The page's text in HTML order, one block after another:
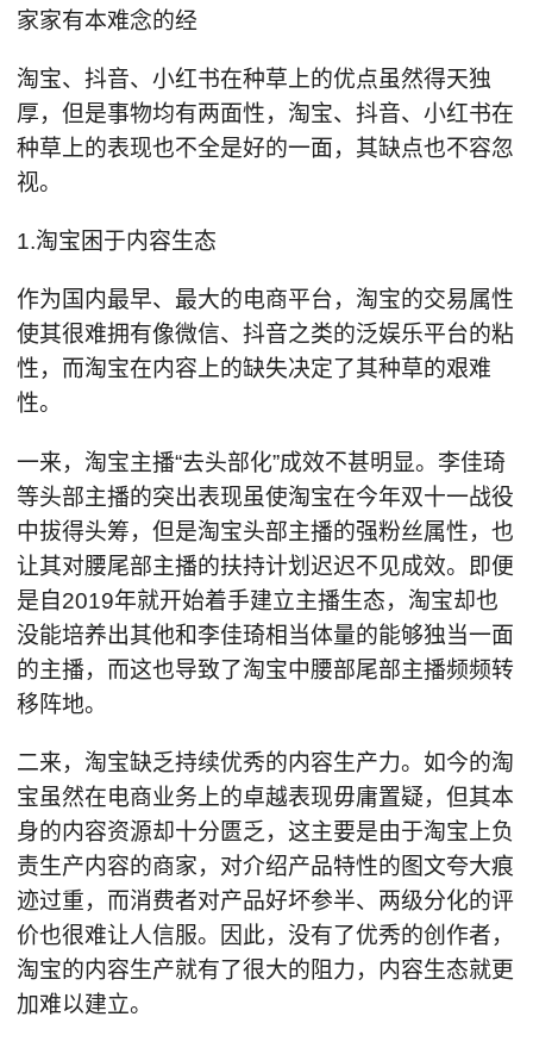
家家有本难念的经
淘宝、抖音、小红书在种草上的优点虽然得天独
厚，但是事物均有两面性，淘宝、抖音、小红书在
种草上的表现也不全是好的一面，其缺点也不容忽
视。
1.淘宝困于内容生态
作为国内最早、最大的电商平台，淘宝的交易属性
使其很难拥有像微信、抖音之类的泛娱乐平台的粘
性，而淘宝在内容上的缺失决定了其种草的艰难
性。
一来，淘宝主播“去头部化”成效不甚明显。李佳琦
等头部主播的突出表现虽使淘宝在今年双十一战役
中拔得头筹，但是淘宝头部主播的强粉丝属性，也
让其对腰尾部主播的扶持计划迟迟不见成效。即便
是自2019年就开始着手建立主播生态，淘宝却也
没能培养出其他和李佳琦相当体量的能够独当一面
的主播，而这也导致了淘宝中腰部尾部主播频频转
移阵地。
二来，淘宝缺乏持续优秀的内容生产力。如今的淘
宝虽然在电商业务上的卓越表现毋庸置疑，但其本
身的内容资源却十分匮乏，这主要是由于淘宝上负
责生产内容的商家，对介绍产品特性的图文夸大痕
迹过重，而消费者对产品好坏参半、两级分化的评
价也很难让人信服。因此，没有了优秀的创作者，
淘宝的内容生产就有了很大的阻力，内容生态就更
加难以建立。